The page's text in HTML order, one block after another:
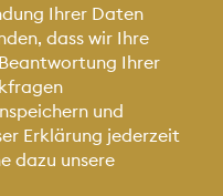
Ihrer Daten
dass wir Ihre
Ihrer
und
Erklärung jederzeit
dazu unsere